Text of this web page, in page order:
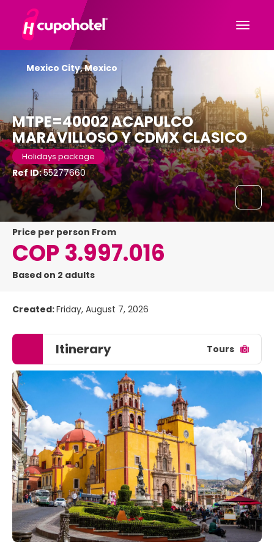
MTPE=40002 ACAPULCO
MARAVILLOSO Y CDMX CLASICO
Holidays package
Ref ID:55277660
Mexico City, Mexico
price per person From
COP 3.997.016
Based on 2 adults
Created:Friday, August 7, 2026
Itinerary Tours